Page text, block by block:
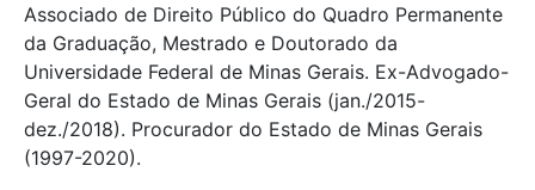
Associado de Direito Público do Quadro Permanente
da Graduação, Mestrado e Doutorado da
Universidade Federal de Minas Gerais. Ex-Advogado-
Geral do Estado de Minas Gerais (jan./2015-
dez./2018). Procurador do Estado de Minas Gerais
(1997-2020).